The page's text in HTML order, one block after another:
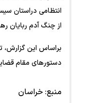
انتظامی دراستان
از چنگ آدم ربایان
براساس این گزارش،
دستور‌های مقام
منبع: خراسان